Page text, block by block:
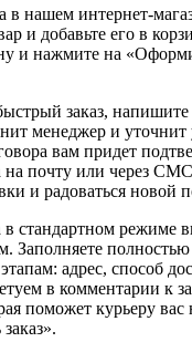
в нашем интернет-
и добавьте его в
и нажмите на
заказ,
менеджер и уточнит
вам придет
почту или через
и радоваться новой
стандартном режиме
Заполняете
адрес, способ
в комментарии к
поможет курьеру